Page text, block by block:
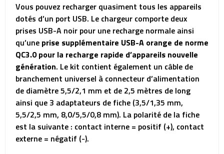
Vous pouvez recharger quasiment tous les appareils
dotés d’un port USB. Le chargeur comporte deux
prises USB-A noir pour une recharge normale ainsi
qu’une prise supplémentaire USB-A orange de norme
QC3.0 pour la recharge rapide d’appareils nouvelle
génération. Le kit contient également un câble de
branchement universel à connecteur d’alimentation
de diamètre 5,5/2,1 mm et de 2,5 mètres de long
ainsi que 3 adaptateurs de fiche (3,5/1,35 mm,
5,5/2,5 mm, 8,0/5,5/0,8 mm). La polarité de la fiche
est la suivante : contact interne = positif (+), contact
externe = négatif (-).